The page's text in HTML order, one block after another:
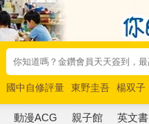
國中自修評量 東野圭吾 楊双子
唯紅花綻放
奧德賽 路邊攤新作
動漫ACG 親子館 英文書